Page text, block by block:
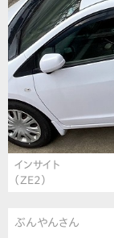
インサイト
（ZE2）
ぶんやんさん